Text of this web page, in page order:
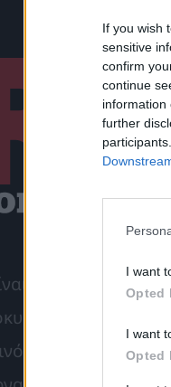
If you wish
sensitive
confirm
continue
information
further
I want
Opted
I want
Opted
το μηνιαίο
το
του